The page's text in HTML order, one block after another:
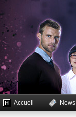
Accueil News